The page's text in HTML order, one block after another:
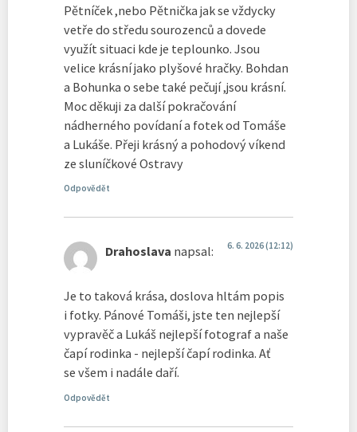
Pětníček ,nebo Pětnička jak se vždycky
vetře do středu sourozenců a dovede
využít situaci kde je teplounko. Jsou
velice krásní jako plyšové hračky. Bohdan
a Bohunka o sebe také pečují ,jsou krásní.
Moc děkuji za další pokračování
nádherného povídaní a fotek od Tomáše
a Lukáše. Přeji krásný a pohodový víkend
ze sluníčkové Ostravy
Odpovědět
Drahoslava napsal: 6. 6. 2026 (12:12)
Je to taková krása, doslova hltám popis
i fotky. Pánové Tomáši, jste ten nejlepší
vypravěč a Lukáš nejlepší fotograf a naše
čapí rodinka - nejlepší čapí rodinka. Ať
se všem i nadále daří.
Odpovědět